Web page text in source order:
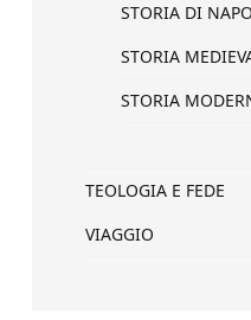
STORIA DI
STORIA
STORIA
TEOLOGIA E FEDE
VIAGGIO